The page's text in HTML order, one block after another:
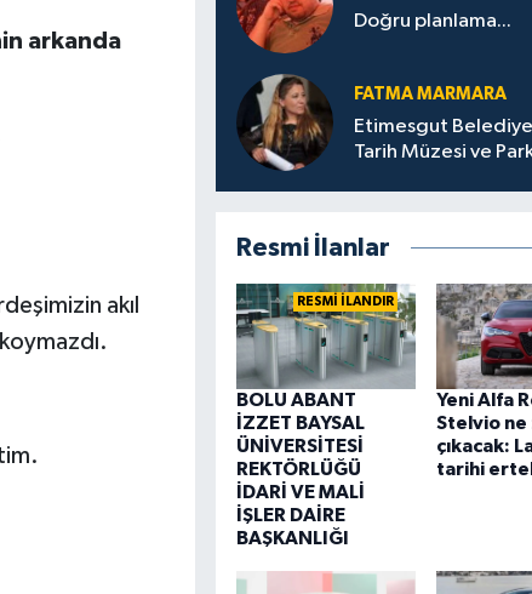
arkanda
akıl
Doğru planlama...
FATMA MARMARA
Etimesgut
Tarih Müzesi ve
Resmi İlanlar
RESMİ İLANDIR
BOLU ABANT
İZZET BAYSAL
ÜNİVERSİTESİ
REKTÖRLÜĞÜ
İDARİ VE MALİ
İŞLER DAİRE
BAŞKANLIĞI
Yeni Alfa
Stelvio ne
çıkacak:
tarihi